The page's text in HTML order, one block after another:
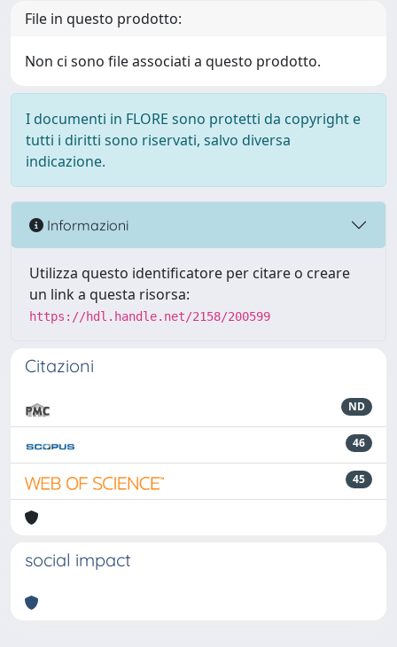
File in questo prodotto:
Non ci sono file associati a questo prodotto.
I documenti in FLORE sono protetti da copyright e
tutti i diritti sono riservati, salvo diversa
indicazione.
Informazioni
Utilizza questo identificatore per citare o creare
un link a questa risorsa:
https://hdl.handle.net/2158/200599
Citazioni
ND
46
45
social impact